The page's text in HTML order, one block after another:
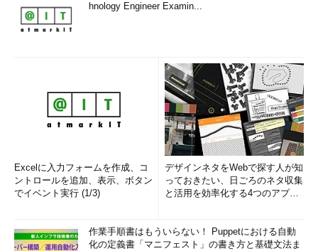
hnology Engineer Examin...
Excelに入力フォームを作成、コ
ントロールを追加、表示、ボタン
でイベント実行 (1/3)
デザインネタをWebで探す人が知
っておきたい、日ごろのネタ収集
と活用を効率化する4つのアプリ
作業手順書はもういらない！ Puppetにおける自動
化の定義書「マニフェスト」の書き方と基礎文法ま